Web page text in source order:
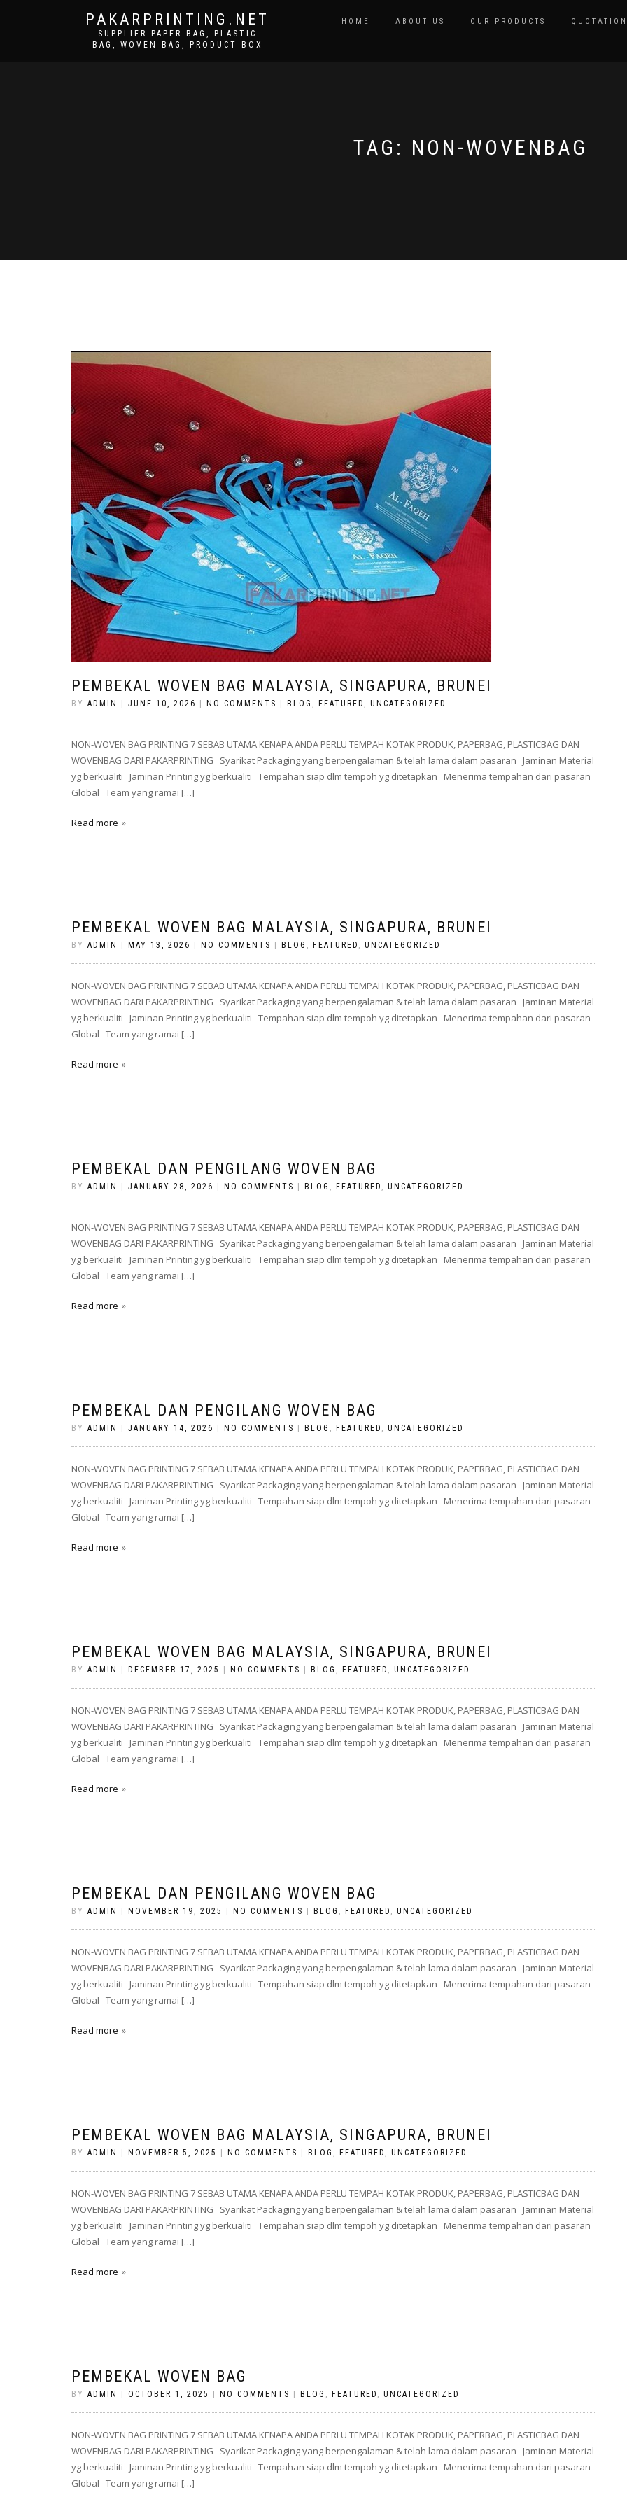
PAKARPRINTING.NET
SUPPLIER PAPER BAG, PLASTIC
BAG, WOVEN BAG, PRODUCT BOX
HOME ABOUT US OUR PRODUCTS QUOTATION
TAG: NON-WOVENBAG
PEMBEKAL WOVEN BAG MALAYSIA, SINGAPURA, BRUNEI
BY ADMIN JUNE 10, 2026 NO COMMENTS BLOG , FEATURED , UNCATEGORIZED
NON-WOVEN BAG PRINTING 7 SEBAB UTAMA KENAPA ANDA PERLU TEMPAH KOTAK PRODUK, PAPERBAG, PLASTICBAG DAN
WOVENBAG DARI PAKARPRINTING Syarikat Packaging yang berpengalaman & telah lama dalam pasaran Jaminan Material
yg berkualiti Jaminan Printing yg berkualiti Tempahan siap dlm tempoh yg ditetapkan Menerima tempahan dari pasaran
Global Team yang ramai […]
Read more
PEMBEKAL WOVEN BAG MALAYSIA, SINGAPURA, BRUNEI
BY ADMIN MAY 13, 2026 NO COMMENTS BLOG , FEATURED , UNCATEGORIZED
NON-WOVEN BAG PRINTING 7 SEBAB UTAMA KENAPA ANDA PERLU TEMPAH KOTAK PRODUK, PAPERBAG, PLASTICBAG DAN
WOVENBAG DARI PAKARPRINTING Syarikat Packaging yang berpengalaman & telah lama dalam pasaran Jaminan Material
yg berkualiti Jaminan Printing yg berkualiti Tempahan siap dlm tempoh yg ditetapkan Menerima tempahan dari pasaran
Global Team yang ramai […]
Read more
PEMBEKAL DAN PENGILANG WOVEN BAG
BY ADMIN JANUARY 28, 2026 NO COMMENTS BLOG , FEATURED , UNCATEGORIZED
NON-WOVEN BAG PRINTING 7 SEBAB UTAMA KENAPA ANDA PERLU TEMPAH KOTAK PRODUK, PAPERBAG, PLASTICBAG DAN
WOVENBAG DARI PAKARPRINTING Syarikat Packaging yang berpengalaman & telah lama dalam pasaran Jaminan Material
yg berkualiti Jaminan Printing yg berkualiti Tempahan siap dlm tempoh yg ditetapkan Menerima tempahan dari pasaran
Global Team yang ramai […]
Read more
PEMBEKAL DAN PENGILANG WOVEN BAG
BY ADMIN JANUARY 14, 2026 NO COMMENTS BLOG , FEATURED , UNCATEGORIZED
NON-WOVEN BAG PRINTING 7 SEBAB UTAMA KENAPA ANDA PERLU TEMPAH KOTAK PRODUK, PAPERBAG, PLASTICBAG DAN
WOVENBAG DARI PAKARPRINTING Syarikat Packaging yang berpengalaman & telah lama dalam pasaran Jaminan Material
yg berkualiti Jaminan Printing yg berkualiti Tempahan siap dlm tempoh yg ditetapkan Menerima tempahan dari pasaran
Global Team yang ramai […]
Read more
PEMBEKAL WOVEN BAG MALAYSIA, SINGAPURA, BRUNEI
BY ADMIN DECEMBER 17, 2025 NO COMMENTS BLOG , FEATURED , UNCATEGORIZED
NON-WOVEN BAG PRINTING 7 SEBAB UTAMA KENAPA ANDA PERLU TEMPAH KOTAK PRODUK, PAPERBAG, PLASTICBAG DAN
WOVENBAG DARI PAKARPRINTING Syarikat Packaging yang berpengalaman & telah lama dalam pasaran Jaminan Material
yg berkualiti Jaminan Printing yg berkualiti Tempahan siap dlm tempoh yg ditetapkan Menerima tempahan dari pasaran
Global Team yang ramai […]
Read more
PEMBEKAL DAN PENGILANG WOVEN BAG
BY ADMIN NOVEMBER 19, 2025 NO COMMENTS BLOG , FEATURED , UNCATEGORIZED
NON-WOVEN BAG PRINTING 7 SEBAB UTAMA KENAPA ANDA PERLU TEMPAH KOTAK PRODUK, PAPERBAG, PLASTICBAG DAN
WOVENBAG DARI PAKARPRINTING Syarikat Packaging yang berpengalaman & telah lama dalam pasaran Jaminan Material
yg berkualiti Jaminan Printing yg berkualiti Tempahan siap dlm tempoh yg ditetapkan Menerima tempahan dari pasaran
Global Team yang ramai […]
Read more
PEMBEKAL WOVEN BAG MALAYSIA, SINGAPURA, BRUNEI
BY ADMIN NOVEMBER 5, 2025 NO COMMENTS BLOG , FEATURED , UNCATEGORIZED
NON-WOVEN BAG PRINTING 7 SEBAB UTAMA KENAPA ANDA PERLU TEMPAH KOTAK PRODUK, PAPERBAG, PLASTICBAG DAN
WOVENBAG DARI PAKARPRINTING Syarikat Packaging yang berpengalaman & telah lama dalam pasaran Jaminan Material
yg berkualiti Jaminan Printing yg berkualiti Tempahan siap dlm tempoh yg ditetapkan Menerima tempahan dari pasaran
Global Team yang ramai […]
Read more
PEMBEKAL WOVEN BAG
BY ADMIN OCTOBER 1, 2025 NO COMMENTS BLOG , FEATURED , UNCATEGORIZED
NON-WOVEN BAG PRINTING 7 SEBAB UTAMA KENAPA ANDA PERLU TEMPAH KOTAK PRODUK, PAPERBAG, PLASTICBAG DAN
WOVENBAG DARI PAKARPRINTING Syarikat Packaging yang berpengalaman & telah lama dalam pasaran Jaminan Material
yg berkualiti Jaminan Printing yg berkualiti Tempahan siap dlm tempoh yg ditetapkan Menerima tempahan dari pasaran
Global Team yang ramai […]